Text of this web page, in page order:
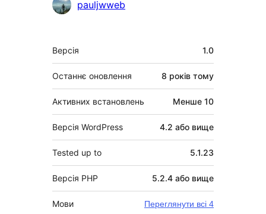
Учасникиpauljwweb
Мета
Версія 1.0
Останнє оновлення 8 років тому
Активних встановлень Менше 10
Версія WordPress 4.2 або вище
Tested up to 5.1.23
Версія PHP 5.2.4 або вище
Мови Переглянути всі 4